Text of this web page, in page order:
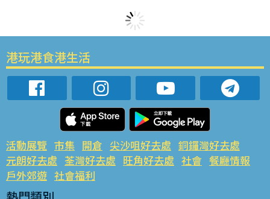
港玩港食港生活
活動展覽 市集 開倉 尖沙咀好去處 銅鑼灣好去處
元朗好去處 荃灣好去處 旺角好去處 社會 餐廳情報
戶外郊遊 社會福利